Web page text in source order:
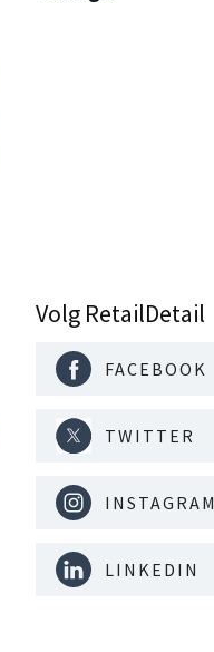
Volg RetailDetail
FACEBOOK
TWITTER
INSTAGRAM
LINKEDIN